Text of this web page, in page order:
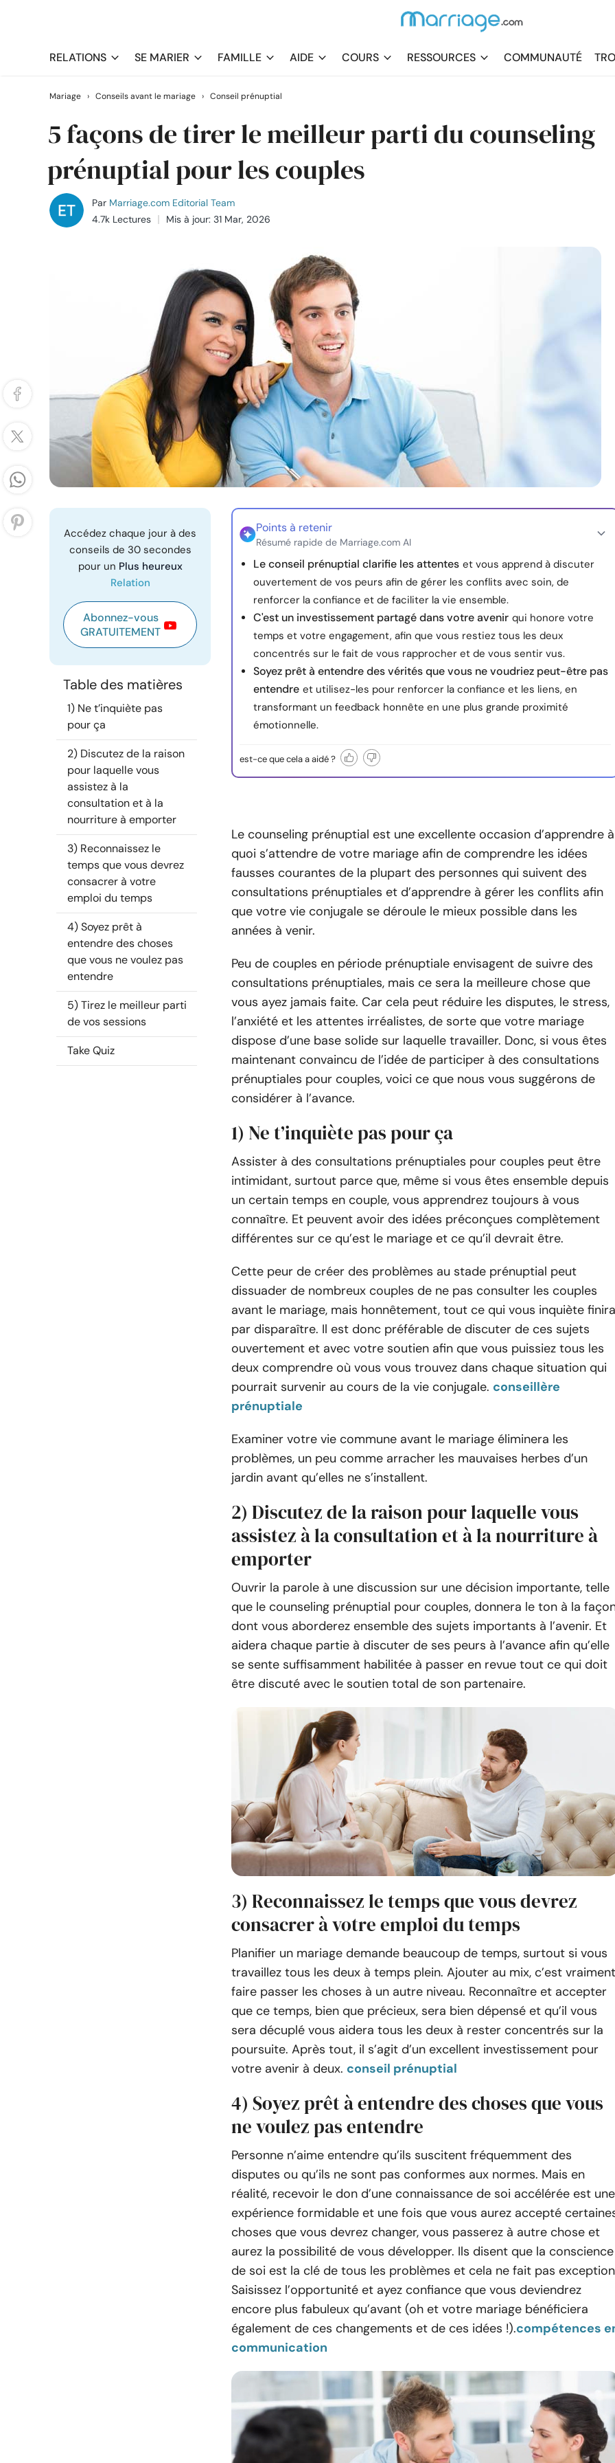
RELATIONS SE MARIER FAMILLE AIDE COURS RESSOURCES COMMUNAUTÉ
Mariage › Conseils avant le mariage › Conseil prénuptial
5 façons de tirer le meilleur parti du counseling
prénuptial pour les couples
Par Marriage.com Editorial Team
4.7k Lectures
Mis à jour: 31 Mar, 2026
Accédez chaque jour à des
conseils de 30 secondes
pour un Plus heureux
Relation
Abonnez-vous
GRATUITEMENT
Table des matières
1) Ne t’inquiète pas
pour ça
2) Discutez de la raison
pour laquelle vous
assistez à la
consultation et à la
nourriture à emporter
3) Reconnaissez le
temps que vous devrez
consacrer à votre
emploi du temps
4) Soyez prêt à
entendre des choses
que vous ne voulez pas
entendre
5) Tirez le meilleur parti
de vos sessions
Take Quiz
Points à retenir
Résumé rapide de Marriage.com AI
Le conseil prénuptial clarifie les attentes et vous apprend à discuter
ouvertement de vos peurs afin de gérer les conflits avec soin, de
renforcer la confiance et de faciliter la vie ensemble.
C'est un investissement partagé dans votre avenir qui honore votre
temps et votre engagement, afin que vous restiez tous les deux
concentrés sur le fait de vous rapprocher et de vous sentir vus.
Soyez prêt à entendre des vérités que vous ne voudriez peut-être pas
entendre et utilisez-les pour renforcer la confiance et les liens, en
transformant un feedback honnête en une plus grande proximité
émotionnelle.
est-ce que cela a aidé ?
Le counseling prénuptial est une excellente occasion d’apprendre à
quoi s’attendre de votre mariage afin de comprendre les idées
fausses courantes de la plupart des personnes qui suivent des
consultations prénuptiales et d’apprendre à gérer les conflits afin
que votre vie conjugale se déroule le mieux possible dans les
années à venir.
Peu de couples en période prénuptiale envisagent de suivre des
consultations prénuptiales, mais ce sera la meilleure chose que
vous ayez jamais faite. Car cela peut réduire les disputes, le stress,
l’anxiété et les attentes irréalistes, de sorte que votre mariage
dispose d’une base solide sur laquelle travailler. Donc, si vous êtes
maintenant convaincu de l’idée de participer à des consultations
prénuptiales pour couples, voici ce que nous vous suggérons de
considérer à l’avance.
1) Ne t’inquiète pas pour ça
Assister à des consultations prénuptiales pour couples peut être
intimidant, surtout parce que, même si vous êtes ensemble depuis
un certain temps en couple, vous apprendrez toujours à vous
connaître. Et peuvent avoir des idées préconçues complètement
différentes sur ce qu’est le mariage et ce qu’il devrait être.
Cette peur de créer des problèmes au stade prénuptial peut
dissuader de nombreux couples de ne pas consulter les couples
avant le mariage, mais honnêtement, tout ce qui vous inquiète finira
par disparaître. Il est donc préférable de discuter de ces sujets
ouvertement et avec votre soutien afin que vous puissiez tous les
deux comprendre où vous vous trouvez dans chaque situation qui
pourrait survenir au cours de la vie conjugale. conseillère
prénuptiale
Examiner votre vie commune avant le mariage éliminera les
problèmes, un peu comme arracher les mauvaises herbes d’un
jardin avant qu’elles ne s’installent.
2) Discutez de la raison pour laquelle vous
assistez à la consultation et à la nourriture à
emporter
Ouvrir la parole à une discussion sur une décision importante, telle
que le counseling prénuptial pour couples, donnera le ton à la
dont vous aborderez ensemble des sujets importants à l’avenir. Et
aidera chaque partie à discuter de ses peurs à l’avance afin qu’elle
se sente suffisamment habilitée à passer en revue tout ce qui doit
être discuté avec le soutien total de son partenaire.
3) Reconnaissez le temps que vous devrez
consacrer à votre emploi du temps
Planifier un mariage demande beaucoup de temps, surtout si vous
travaillez tous les deux à temps plein. Ajouter au mix, c’est vraiment
faire passer les choses à un autre niveau. Reconnaître et accepter
que ce temps, bien que précieux, sera bien dépensé et qu’il vous
sera décuplé vous aidera tous les deux à rester concentrés sur la
poursuite. Après tout, il s’agit d’un excellent investissement pour
votre avenir à deux. conseil prénuptial
4) Soyez prêt à entendre des choses que vous
ne voulez pas entendre
Personne n’aime entendre qu’ils suscitent fréquemment des
disputes ou qu’ils ne sont pas conformes aux normes. Mais en
réalité, recevoir le don d’une connaissance de soi accélérée est une
expérience formidable et une fois que vous aurez accepté
choses que vous devrez changer, vous passerez à autre chose et
aurez la possibilité de vous développer. Ils disent que la conscience
de soi est la clé de tous les problèmes et cela ne fait pas
Saisissez l’opportunité et ayez confiance que vous deviendrez
encore plus fabuleux qu’avant (oh et votre mariage bénéficiera
également de ces changements et de ces idées !).compétences
communication